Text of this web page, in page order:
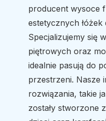
producent wysoce
estetycznych łóżek
Specjalizujemy się
piętrowych oraz
idealnie pasują do
przestrzeni. Nasze
rozwiązania, takie
zostały stworzone